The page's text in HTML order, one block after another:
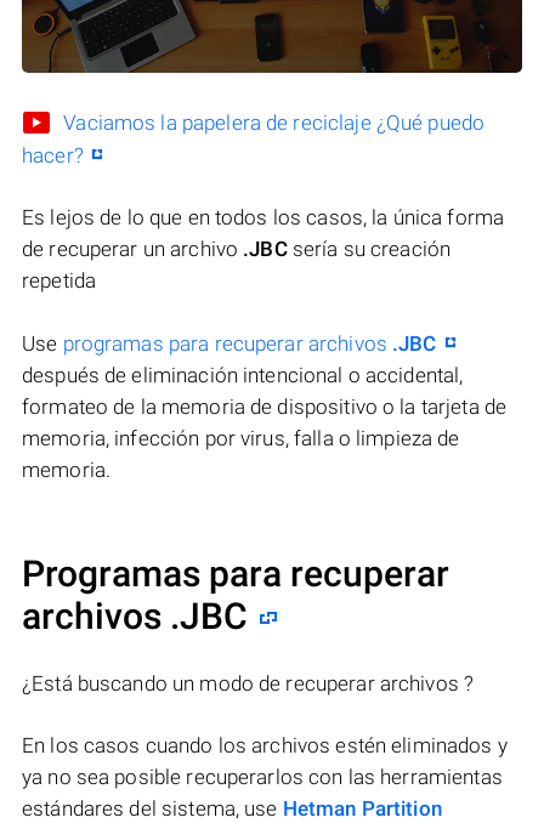
Vaciamos la papelera de reciclaje ¿Qué puedo
hacer?
Es lejos de lo que en todos los casos, la única forma
de recuperar un archivo .JBCsería su creación
repetida
Use programas para recuperar archivos .JBC
después de eliminación intencional o accidental,
formateo de la memoria de dispositivo o la tarjeta de
memoria, infección por virus, falla o limpieza de
memoria.
Programas para recuperar
archivos .JBC
¿Está buscando un modo de recuperar archivos ?
En los casos cuando los archivos estén eliminados y
ya no sea posible recuperarlos con las herramientas
estándares del sistema, use Hetman Partition